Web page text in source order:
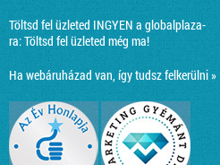
Töltsd fel üzleted INGYEN a globalplaza-
ra:Töltsd fel üzleted még ma!
Ha webáruházad van, így tudsz felkerülni »